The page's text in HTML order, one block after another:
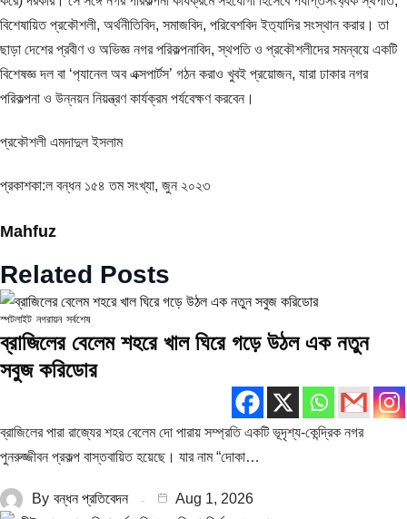
বিশেষায়িত প্রকৌশলী, অর্থনীতিবিদ, সমাজবিদ, পরিবেশবিদ ইত‍্যাদির সংস্থান করার। তা
ছাড়া দেশের প্রবীণ ও অভিজ্ঞ নগর পরিকল্পনাবিদ, স্থপতি ও প্রকৌশলীদের সমন্বয়ে একটি
বিশেষজ্ঞ দল বা ‘প‍্যানেল অব এক্সপার্টস’ গঠন করাও খুবই প্রয়োজন, যারা ঢাকার নগর
পরিকল্পনা ও উন্নয়ন নিয়ন্ত্রণ কার্যক্রম পর্যবেক্ষণ করবেন।
প্রকৌশলী এমদাদুল ইসলাম
প্রকাশকা:ল বন্ধন ১৫৪ তম সংখ্যা, জুন ২০২৩
Mahfuz
Related Posts
স্পটলাইট নগরায়ন সর্বশেষ
ব্রাজিলের বেলেম শহরে খাল ঘিরে গড়ে উঠল এক নতুন
সবুজ করিডোর
ব্রাজিলের পারা রাজ্যের শহর বেলেম দো পারায় সম্প্রতি একটি ভূদৃশ্য-কেন্দ্রিক নগর
পুনরুজ্জীবন প্রকল্প বাস্তবায়িত হয়েছে। যার নাম “দোকা…
By বন্ধন প্রতিবেদন Aug 1, 2026